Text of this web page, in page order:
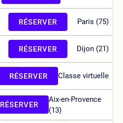
Paris (75)
RÉSERVER
Dijon (21)
RÉSERVER
Classe virtuelle
RÉSERVER
Aix-en-Provence
(13)
RÉSERVER